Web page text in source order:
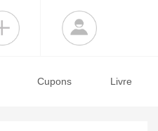
Cupons Livre